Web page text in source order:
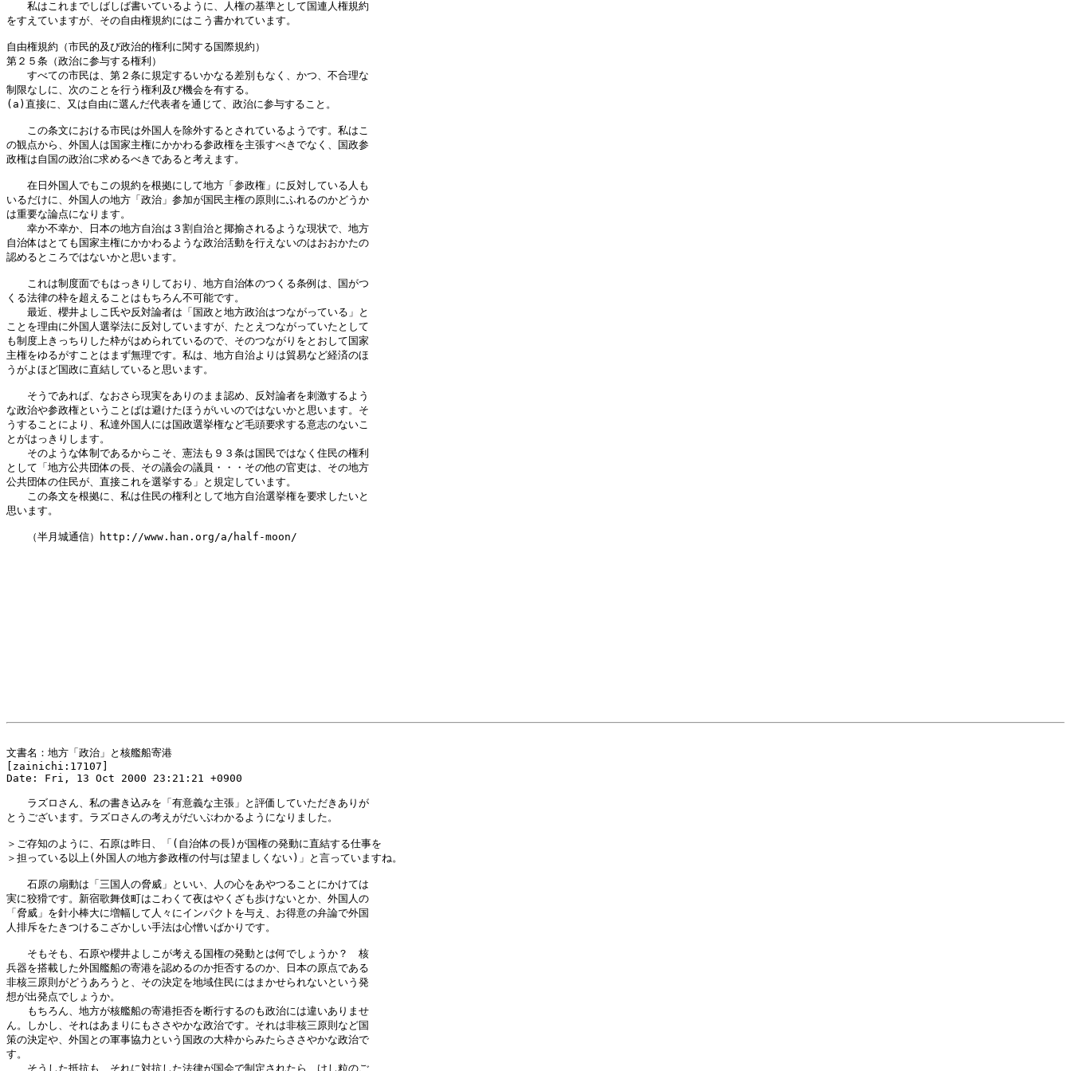
私はこれまでしばしば書いているように、人権の基準として国連人権規約
をすえていますが、その自由権規約にはこう書かれています。
自由権規約（市民的及び政治的権利に関する国際規約）
第２５条（政治に参与する権利）
すべての市民は、第２条に規定するいかなる差別もなく、かつ、不合理な
制限なしに、次のことを行う権利及び機会を有する。
(a)直接に、又は自由に選んだ代表者を通じて、政治に参与すること。
この条文における市民は外国人を除外するとされているようです。私はこ
の観点から、外国人は国家主権にかかわる参政権を主張すべきでなく、国政参
政権は自国の政治に求めるべきであると考えます。
在日外国人でもこの規約を根拠にして地方「参政権」に反対している人も
いるだけに、外国人の地方「政治」参加が国民主権の原則にふれるのかどうか
は重要な論点になります。
幸か不幸か、日本の地方自治は３割自治と揶揄されるような現状で、地方
自治体はとても国家主権にかかわるような政治活動を行えないのはおおかたの
認めるところではないかと思います。
これは制度面でもはっきりしており、地方自治体のつくる条例は、国がつ
くる法律の枠を超えることはもちろん不可能です。
最近、櫻井よしこ氏や反対論者は「国政と地方政治はつながっている」と
ことを理由に外国人選挙法に反対していますが、たとえつながっていたとして
も制度上きっちりした枠がはめられているので、そのつながりをとおして国家
主権をゆるがすことはまず無理です。私は、地方自治よりは貿易など経済のほ
うがよほど国政に直結していると思います。
そうであれば、なおさら現実をありのまま認め、反対論者を刺激するよう
な政治や参政権ということばは避けたほうがいいのではないかと思います。そ
うすることにより、私達外国人には国政選挙権など毛頭要求する意志のないこ
とがはっきりします。
そのような体制であるからこそ、憲法も９３条は国民ではなく住民の権利
として「地方公共団体の長、その議会の議員・・・その他の官吏は、その地方
公共団体の住民が、直接これを選挙する」と規定しています。
この条文を根拠に、私は住民の権利として地方自治選挙権を要求したいと
思います。
（半月城通信）http://www.han.org/a/half-moon/
文書名：地方「政治」と核艦船寄港
[zainichi:17107]
Date: Fri, 13 Oct 2000 23:21:21 +0900
ラズロさん、私の書き込みを「有意義な主張」と評価していただきありが
とうございます。ラズロさんの考えがだいぶわかるようになりました。
＞ご存知のように、石原は昨日、「(自治体の長)が国権の発動に直結する仕事を
＞担っている以上(外国人の地方参政権の付与は望ましくない)」と言っていますね。
石原の扇動は「三国人の脅威」といい、人の心をあやつることにかけては
実に狡猾です。新宿歌舞伎町はこわくて夜はやくざも歩けないとか、外国人の
「脅威」を針小棒大に増幅して人々にインパクトを与え、お得意の弁論で外国
人排斥をたきつけるこざかしい手法は心憎いばかりです。
そもそも、石原や櫻井よしこが考える国権の発動とは何でしょうか？　核
兵器を搭載した外国艦船の寄港を認めるのか拒否するのか、日本の原点である
非核三原則がどうあろうと、その決定を地域住民にはまかせられないという発
想が出発点でしょうか。
もちろん、地方が核艦船の寄港拒否を断行するのも政治には違いありませ
ん。しかし、それはあまりにもささやかな政治です。それは非核三原則など国
策の決定や、外国との軍事協力という国政の大枠からみたらささやかな政治で
す。
そうした抵抗も、それに対抗した法律が国会で制定されたら、けし粒のご